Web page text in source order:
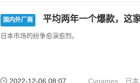
国内外厂商 平均两年一个爆款，这
日本市场的纷争愈演愈烈。
2022-12-06 08:07 Cygames 日